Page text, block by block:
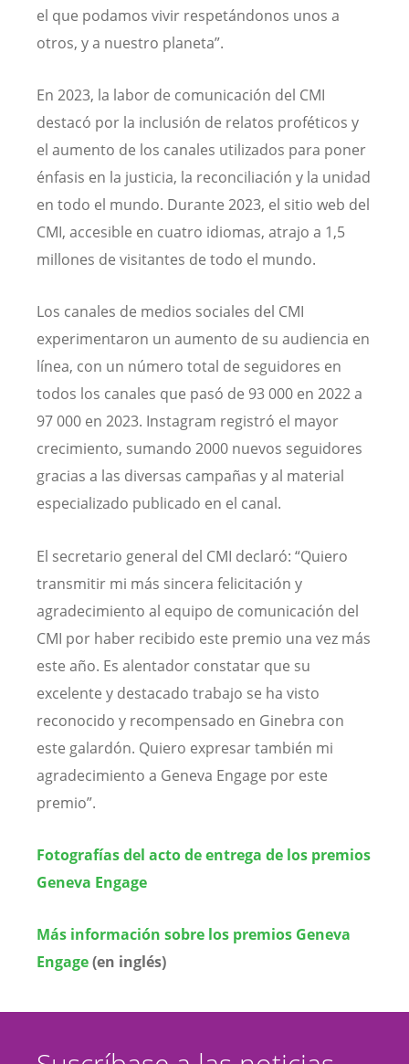
el que podamos vivir respetándonos unos a
otros, y a nuestro planeta”.
En 2023, la labor de comunicación del CMI
destacó por la inclusión de relatos proféticos y
el aumento de los canales utilizados para poner
énfasis en la justicia, la reconciliación y la unidad
en todo el mundo. Durante 2023, el sitio web del
CMI, accesible en cuatro idiomas, atrajo a 1,5
millones de visitantes de todo el mundo.
Los canales de medios sociales del CMI
experimentaron un aumento de su audiencia en
línea, con un número total de seguidores en
todos los canales que pasó de 93 000 en 2022 a
97 000 en 2023. Instagram registró el mayor
crecimiento, sumando 2000 nuevos seguidores
gracias a las diversas campañas y al material
especializado publicado en el canal.
El secretario general del CMI declaró: “Quiero
transmitir mi más sincera felicitación y
agradecimiento al equipo de comunicación del
CMI por haber recibido este premio una vez más
este año. Es alentador constatar que su
excelente y destacado trabajo se ha visto
reconocido y recompensado en Ginebra con
este galardón. Quiero expresar también mi
agradecimiento a Geneva Engage por este
premio”.
Fotografías del acto de entrega de los premios
Geneva Engage
Más información sobre los premios Geneva
Engage(en inglés)